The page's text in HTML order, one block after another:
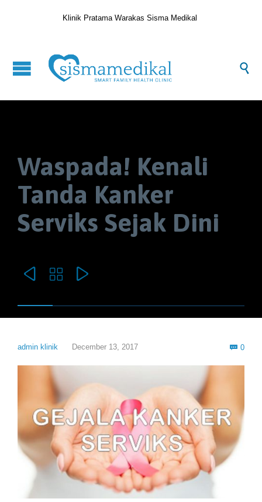
Klinik Pratama Warakas Sisma Medikal

Waspada! Kenali
Tanda Kanker
Serviks Sejak Dini
  
admin klinik December 13, 2017  0